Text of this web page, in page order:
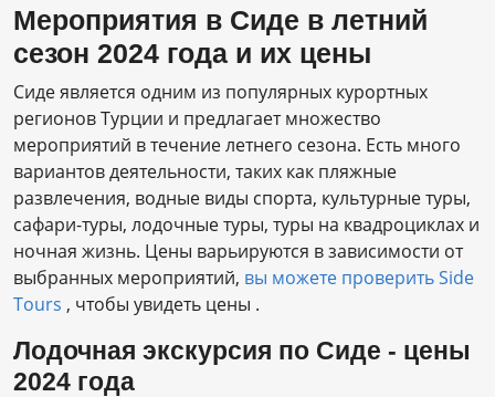
Мероприятия в Сиде в летний
сезон 2024 года и их цены
Сиде является одним из популярных курортных
регионов Турции и предлагает множество
мероприятий в течение летнего сезона. Есть много
вариантов деятельности, таких как пляжные
развлечения, водные виды спорта, культурные туры,
сафари-туры, лодочные туры, туры на квадроциклах и
ночная жизнь. Цены варьируются в зависимости от
выбранных мероприятий, вы можете проверить Side
Tours , чтобы увидеть цены .
Лодочная экскурсия по Сиде - цены
2024 года